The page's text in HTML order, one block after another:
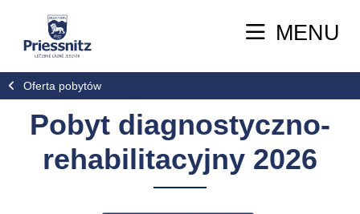
MENU
Oferta pobytów
Pobyt diagnostyczno-
rehabilitacyjny 2026